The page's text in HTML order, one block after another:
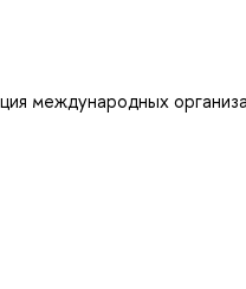
международных